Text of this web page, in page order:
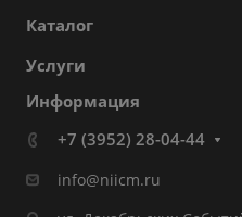
Каталог
Услуги
Информация
+7 (3952) 28-04-44
info@niicm.ru